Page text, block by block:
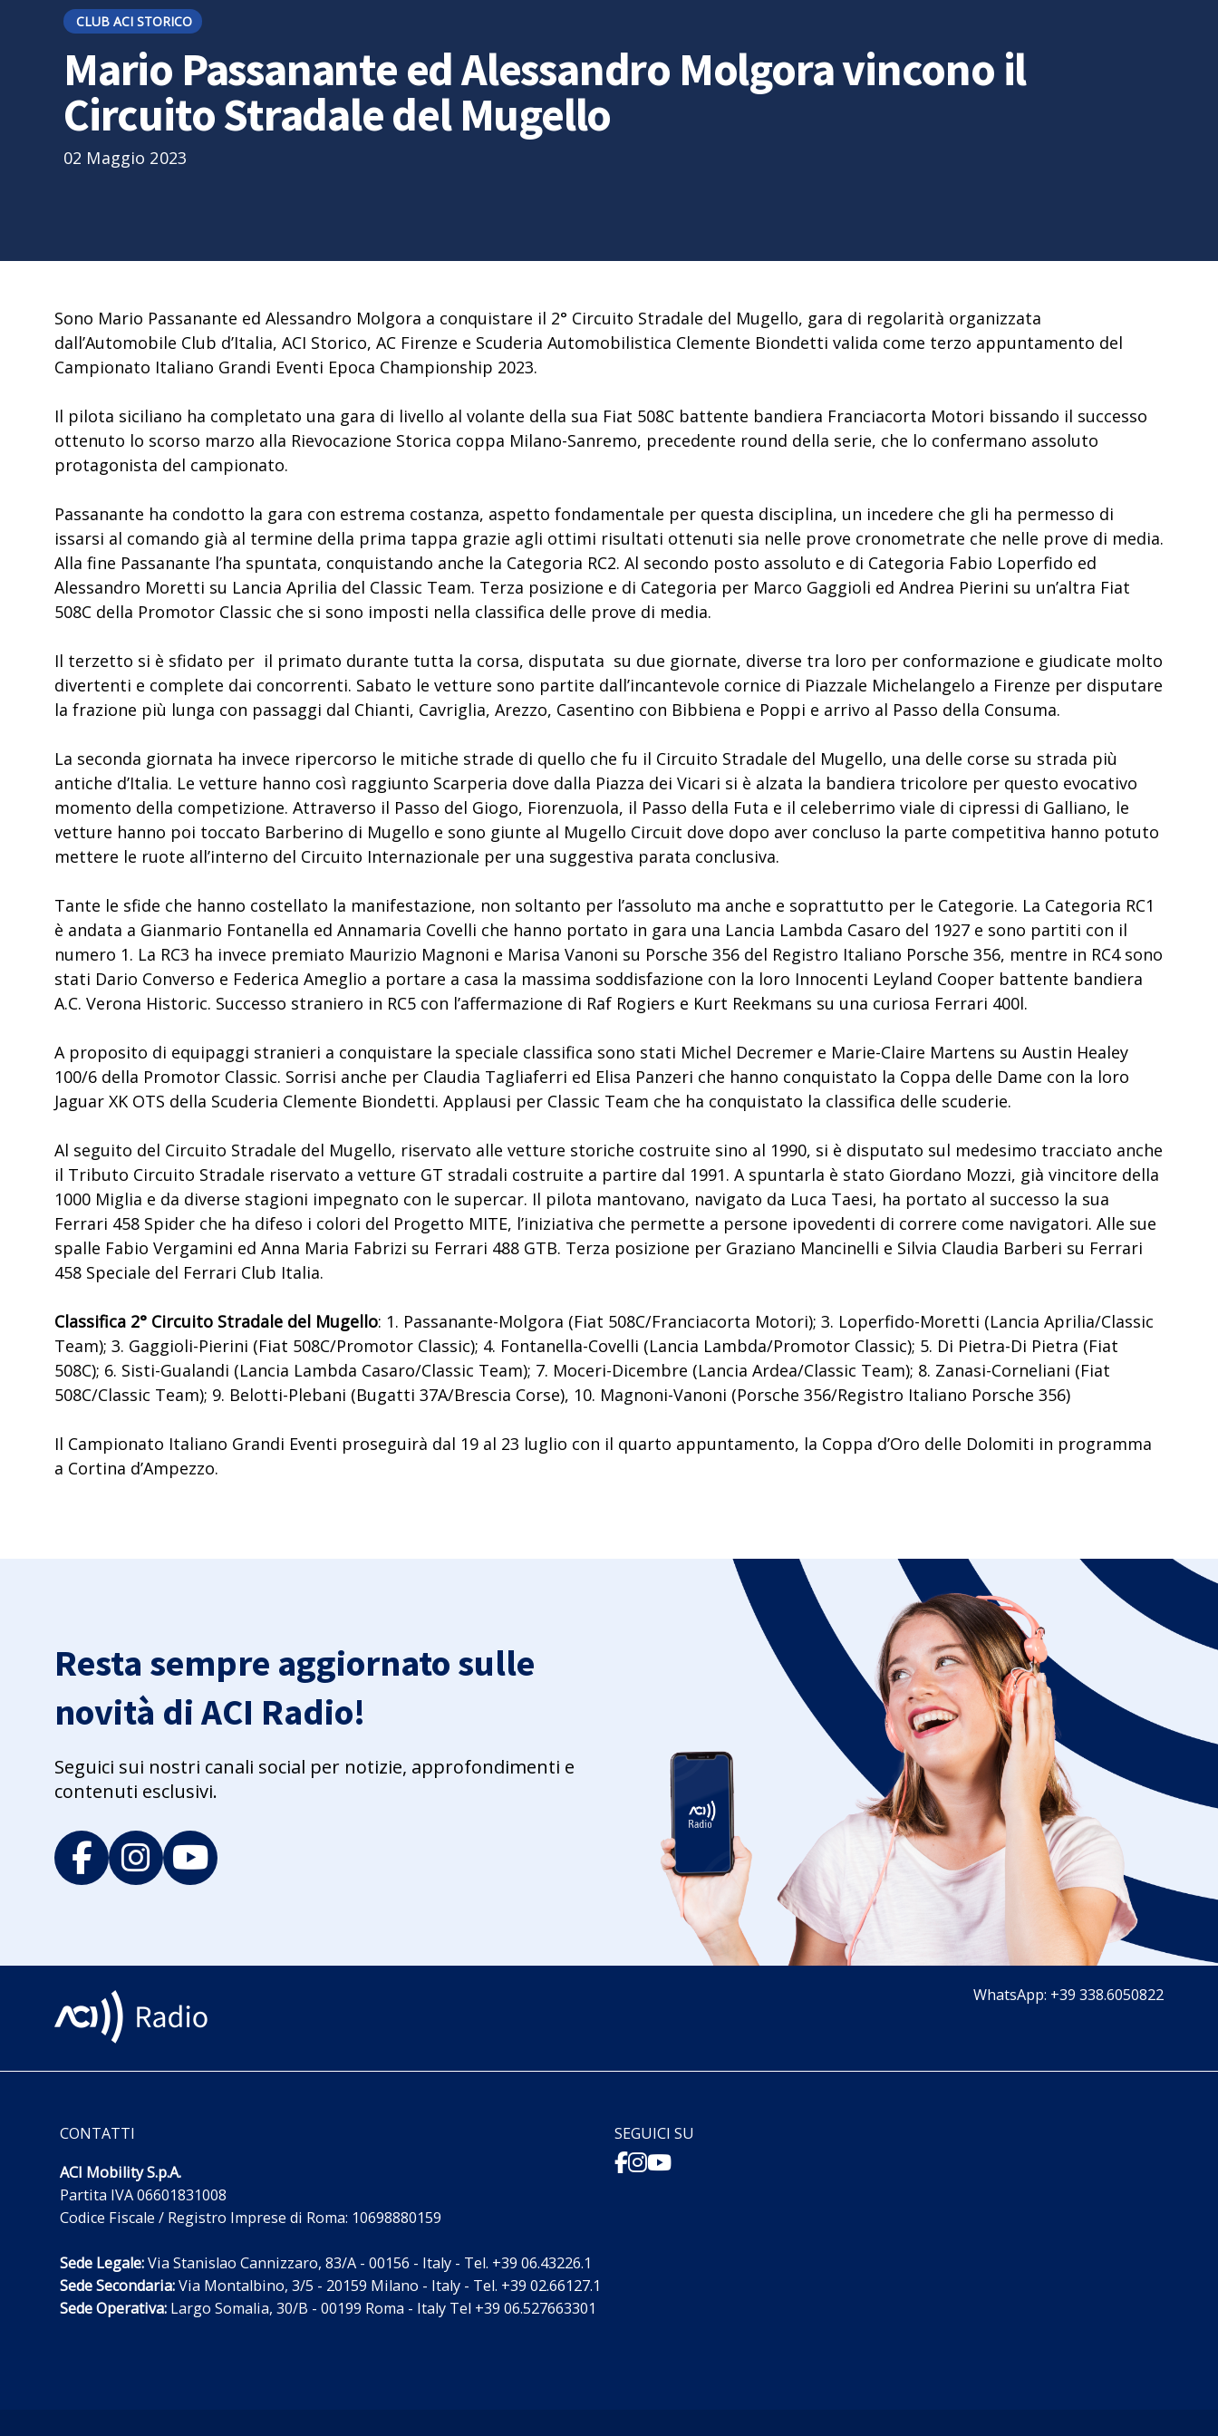
CLUB ACI STORICO
Mario Passanante ed Alessandro Molgora vincono il
Circuito Stradale del Mugello
02 Maggio 2023
Sono Mario Passanante ed Alessandro Molgora a conquistare il 2° Circuito Stradale del Mugello, gara di regolarità organizzata
dall’Automobile Club d’Italia, ACI Storico, AC Firenze e Scuderia Automobilistica Clemente Biondetti valida come terzo appuntamento del
Campionato Italiano Grandi Eventi Epoca Championship 2023.
Il pilota siciliano ha completato una gara di livello al volante della sua Fiat 508C battente bandiera Franciacorta Motori bissando il successo
ottenuto lo scorso marzo alla Rievocazione Storica coppa Milano-Sanremo, precedente round della serie, che lo confermano assoluto
protagonista del campionato.
Passanante ha condotto la gara con estrema costanza, aspetto fondamentale per questa disciplina, un incedere che gli ha permesso di
issarsi al comando già al termine della prima tappa grazie agli ottimi risultati ottenuti sia nelle prove cronometrate che nelle prove di media.
Alla fine Passanante l’ha spuntata, conquistando anche la Categoria RC2. Al secondo posto assoluto e di Categoria Fabio Loperfido ed
Alessandro Moretti su Lancia Aprilia del Classic Team. Terza posizione e di Categoria per Marco Gaggioli ed Andrea Pierini su un’altra Fiat
508C della Promotor Classic che si sono imposti nella classifica delle prove di media.
Il terzetto si è sfidato per il primato durante tutta la corsa, disputata su due giornate, diverse tra loro per conformazione e giudicate molto
divertenti e complete dai concorrenti. Sabato le vetture sono partite dall’incantevole cornice di Piazzale Michelangelo a Firenze per disputare
la frazione più lunga con passaggi dal Chianti, Cavriglia, Arezzo, Casentino con Bibbiena e Poppi e arrivo al Passo della Consuma.
La seconda giornata ha invece ripercorso le mitiche strade di quello che fu il Circuito Stradale del Mugello, una delle corse su strada più
antiche d’Italia. Le vetture hanno così raggiunto Scarperia dove dalla Piazza dei Vicari si è alzata la bandiera tricolore per questo evocativo
momento della competizione. Attraverso il Passo del Giogo, Fiorenzuola, il Passo della Futa e il celeberrimo viale di cipressi di Galliano, le
vetture hanno poi toccato Barberino di Mugello e sono giunte al Mugello Circuit dove dopo aver concluso la parte competitiva hanno potuto
mettere le ruote all’interno del Circuito Internazionale per una suggestiva parata conclusiva.
Tante le sfide che hanno costellato la manifestazione, non soltanto per l’assoluto ma anche e soprattutto per le Categorie. La Categoria RC1
è andata a Gianmario Fontanella ed Annamaria Covelli che hanno portato in gara una Lancia Lambda Casaro del 1927 e sono partiti con il
numero 1. La RC3 ha invece premiato Maurizio Magnoni e Marisa Vanoni su Porsche 356 del Registro Italiano Porsche 356, mentre in RC4 sono
stati Dario Converso e Federica Ameglio a portare a casa la massima soddisfazione con la loro Innocenti Leyland Cooper battente bandiera
A.C. Verona Historic. Successo straniero in RC5 con l’affermazione di Raf Rogiers e Kurt Reekmans su una curiosa Ferrari 400l.
A proposito di equipaggi stranieri a conquistare la speciale classifica sono stati Michel Decremer e Marie-Claire Martens su Austin Healey
100/6 della Promotor Classic. Sorrisi anche per Claudia Tagliaferri ed Elisa Panzeri che hanno conquistato la Coppa delle Dame con la loro
Jaguar XK OTS della Scuderia Clemente Biondetti. Applausi per Classic Team che ha conquistato la classifica delle scuderie.
Al seguito del Circuito Stradale del Mugello, riservato alle vetture storiche costruite sino al 1990, si è disputato sul medesimo tracciato anche
il Tributo Circuito Stradale riservato a vetture GT stradali costruite a partire dal 1991. A spuntarla è stato Giordano Mozzi, già vincitore della
1000 Miglia e da diverse stagioni impegnato con le supercar. Il pilota mantovano, navigato da Luca Taesi, ha portato al successo la sua
Ferrari 458 Spider che ha difeso i colori del Progetto MITE, l’iniziativa che permette a persone ipovedenti di correre come navigatori. Alle sue
spalle Fabio Vergamini ed Anna Maria Fabrizi su Ferrari 488 GTB. Terza posizione per Graziano Mancinelli e Silvia Claudia Barberi su Ferrari
458 Speciale del Ferrari Club Italia.
Classifica 2° Circuito Stradale del Mugello: 1. Passanante-Molgora (Fiat 508C/Franciacorta Motori); 3. Loperfido-Moretti (Lancia Aprilia/Classic
Team); 3. Gaggioli-Pierini (Fiat 508C/Promotor Classic); 4. Fontanella-Covelli (Lancia Lambda/Promotor Classic); 5. Di Pietra-Di Pietra (Fiat
508C); 6. Sisti-Gualandi (Lancia Lambda Casaro/Classic Team); 7. Moceri-Dicembre (Lancia Ardea/Classic Team); 8. Zanasi-Corneliani (Fiat
508C/Classic Team); 9. Belotti-Plebani (Bugatti 37A/Brescia Corse), 10. Magnoni-Vanoni (Porsche 356/Registro Italiano Porsche 356)
Il Campionato Italiano Grandi Eventi proseguirà dal 19 al 23 luglio con il quarto appuntamento, la Coppa d’Oro delle Dolomiti in programma
a Cortina d’Ampezzo.
Resta sempre aggiornato sulle
novità di ACI Radio!
Seguici sui nostri canali social per notizie, approfondimenti e
contenuti esclusivi.
WhatsApp: +39 338.6050822
CONTATTI
ACI Mobility S.p.A.
Partita IVA 06601831008
Codice Fiscale / Registro Imprese di Roma: 10698880159
Sede Legale:Via Stanislao Cannizzaro, 83/A - 00156 - Italy - Tel. +39 06.43226.1
Sede Secondaria:Via Montalbino, 3/5 - 20159 Milano - Italy - Tel. +39 02.66127.1
Sede Operativa: Largo Somalia, 30/B - 00199 Roma - Italy Tel +39 06.527663301
SEGUICI SU